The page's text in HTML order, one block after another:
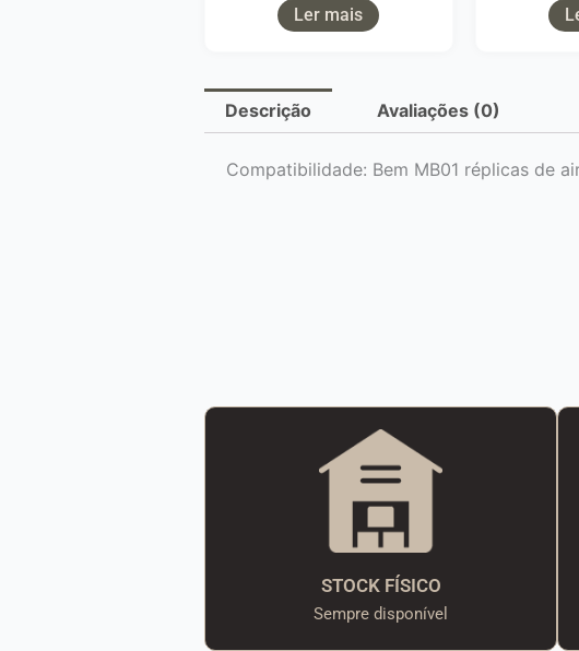
Ler mais
Descrição Avaliações (0)
Compatibilidade: Bem MB01 réplicas de
STOCK FÍSICO
Sempre disponível